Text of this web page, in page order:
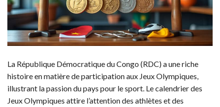
La République Démocratique du Congo (RDC) a une riche
histoire en matière de participation aux Jeux Olympiques,
illustrant la passion du pays pour le sport. Le calendrier des
Jeux Olympiques attire l’attention des athlètes et des